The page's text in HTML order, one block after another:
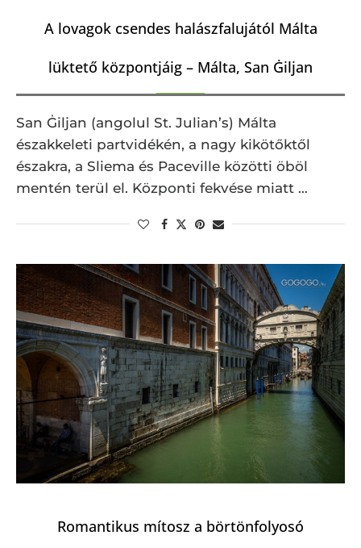
A lovagok csendes halászfalujától Málta
lüktető központjáig – Málta, San Ġiljan
San Ġiljan (angolul St. Julian’s) Málta
északkeleti partvidékén, a nagy kikötőktől
északra, a Sliema és Paceville közötti öböl
mentén terül el. Központi fekvése miatt …
Romantikus mítosz a börtönfolyosó